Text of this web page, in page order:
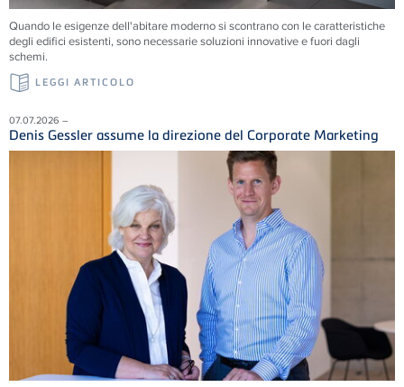
Quando le esigenze dell'abitare moderno si scontrano con le caratteristiche
degli edifici esistenti, sono necessarie soluzioni innovative e fuori dagli
schemi.
LEGGI ARTICOLO
07.07.2026 –
Denis Gessler assume la direzione del Corporate Marketing